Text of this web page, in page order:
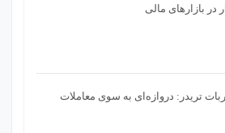
در بازارهای مالی
تریدر: دروازه‌ای به سوی معاملات